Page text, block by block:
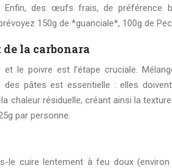
des œufs frais, de préférence
150g de *guanciale*, 100g de
la carbonara
le poivre est l’étape cruciale.
pâtes est essentielle : elles
chaleur résiduelle, créant ainsi la
par personne.
le cuire lentement à feu doux